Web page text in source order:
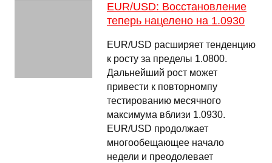
EUR/USD: Восстановление
теперь нацелено на 1.0930
EUR/USD расширяет тенденцию
к росту за пределы 1.0800.
Дальнейший рост может
привести к повторномпу
тестированию месячного
максимума вблизи 1.0930.
EUR/USD продолжает
многообещающее начало
недели и преодолевает